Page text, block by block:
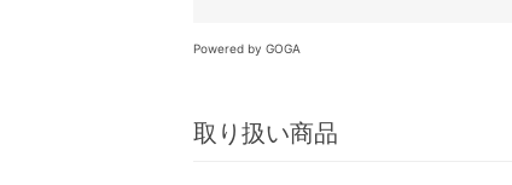
Powered by GOGA
取り扱い商品